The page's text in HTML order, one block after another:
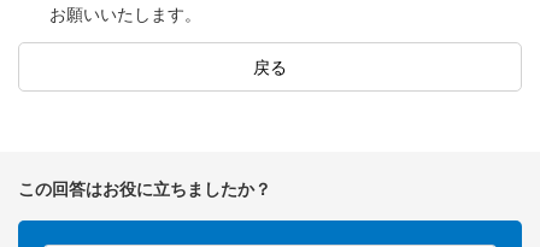
お願いいたします。
戻る
この回答はお役に立ちましたか？